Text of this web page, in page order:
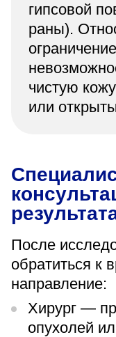
гипсовой
раны).
чистую
или
После
обратиться к
направление:
Хирург —
опухолей